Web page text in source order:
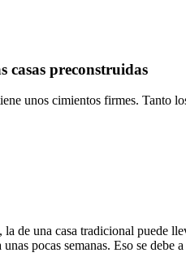
casas preconstruidas
unos cimientos firmes. Tanto
de una casa tradicional puede
pocas semanas. Eso se